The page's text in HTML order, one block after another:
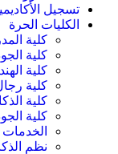
تسجيل
الكليات الحرة
كلية
كلية
كلية
كلية
كلية
كلية
الخدمات
نظم